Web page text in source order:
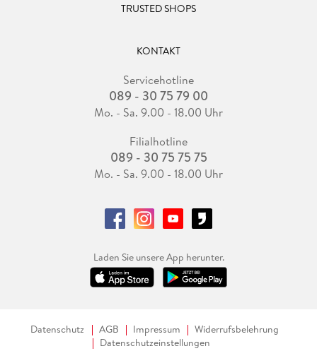
TRUSTED SHOPS
KONTAKT
Servicehotline
089 - 30 75 79 00
Mo. - Sa. 9.00 - 18.00 Uhr
Filialhotline
089 - 30 75 75 75
Mo. - Sa. 9.00 - 18.00 Uhr
Laden Sie unsere App herunter.
Datenschutz AGB Impressum
Widerrufsbelehrung
Datenschutzeinstellungen